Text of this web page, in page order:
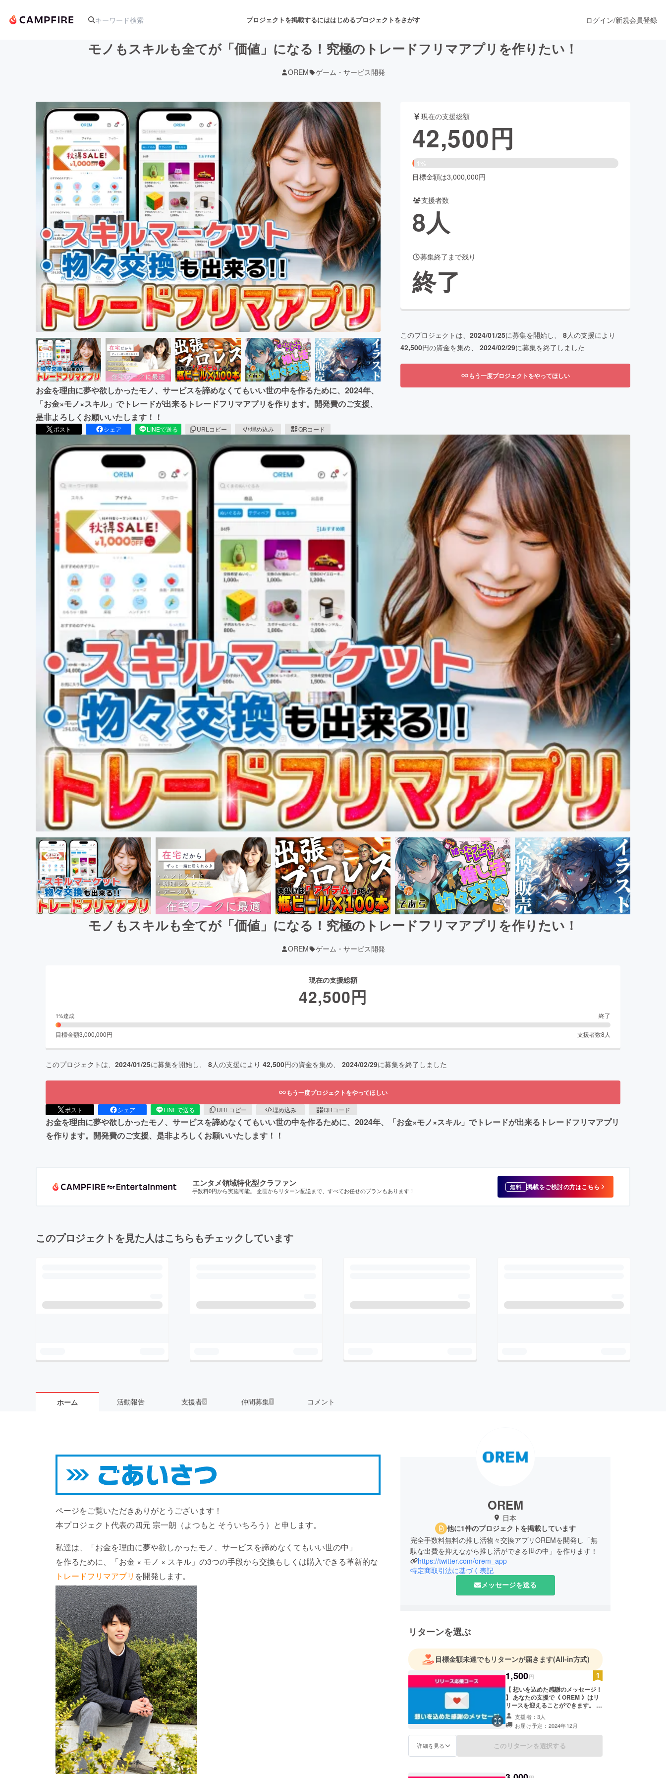
プロジェクトを掲載するにははじめるプロジェクトをさがす
アート・写真 舞台・パフォーマンス
テクノロジー・ガジェット ゲーム・サービス開発 フード・飲食店 ファッション
映像・映画 書籍・雑誌出版 アニメ・漫画
ビジネス・起業 チャレンジ ビューティー・ヘルスケア
まちづくり・地域活性化
CAMPFIRE for Social GoodCAMPFIRE Creation
CAMPFIREふるさと納税machi-yaコミュニティ
ログイン/新規会員登録
モノもスキルも全てが「価値」になる！究極のトレードフリマアプリを作りたい！
OREM ゲーム・サービス開発
お金を理由に夢や欲しかったモノ、サービスを諦めなくてもいい世の中を作るために、2024年、
「お金×モノ×スキル」でトレードが出来るトレードフリマアプリを作ります。開発費のご支援、
是非よろしくお願いいたします！！
ポスト シェア LINEで送る URLコピー 埋め込み QRコード
現在の支援総額
42,500円
1%
目標金額は3,000,000円
支援者数
8人
募集終了まで残り
終了
このプロジェクトは、 2024/01/25に募集を開始し、 8人の支援により
42,500円の資金を集め、 2024/02/29に募集を終了しました
もう一度プロジェクトをやってほしい
モノもスキルも全てが「価値」になる！究極のトレードフリマアプリを作りたい！
OREM ゲーム・サービス開発
現在の支援総額
42,500円
1%達成 終了
目標金額3,000,000円 支援者数8 人
このプロジェクトは、 2024/01/25に募集を開始し、 8人の支援により 42,500円の資金を集め、 2024/02/29に募集を終了しました
もう一度プロジェクトをやってほしい
ポスト シェア LINEで送る URLコピー 埋め込み QRコード
お金を理由に夢や欲しかったモノ、サービスを諦めなくてもいい世の中を作るために、2024年、「お金×モノ×スキル」でトレードが出来るトレードフリマアプリ
を作ります。開発費のご支援、是非よろしくお願いいたします！！
エンタメ領域特化型クラファン
手数料0円から実施可能。 企画からリターン配送まで、すべてお任せのプランもあります！ 無料 掲載をご検討の方はこちら
このプロジェクトを見た人はこちらもチェックしています
ホーム 活動報告 支援者8 仲間募集 1 コメント
ページをご覧いただきありがとうございます！
本プロジェクト代表の四元 宗一朗（よつもと そういちろう）と申します。
私達は、「お金を理由に夢や欲しかったモノ、サービスを諦めなくてもいい世の中」
を作るために、「お金 × モノ × スキル」の3つの手段から交換もしくは購入できる革新的な
トレードフリマアプリ を開発します。
OREM
日本
他に1件のプロジェクトを掲載しています
完全手数料無料の推し活物々交換アプリOREMを開発し「無
駄な出費を抑えながら推し活ができる世の中」を作ります！
https://twitter.com/orem_app
特定商取引法に基づく表記
メッセージを送る
リターンを選ぶ
目標金額未達でもリターンが届きます(All-in方式)
1,500円
【 想いを込めた感謝のメッセージ！
】 あなたの支援で《 OREM 》はリ
リースを迎えることができます。 支
援者様一人一人に感謝の気持ちを込
めて送らせていただきます。 〈 内
容 〉 ・ お礼の気持ちを込めたメッ
セージを送らせていただきます ・
シンプルな支援をしたい人向けのリ
支援者：3人
お届け予定：2024年12月
詳細を見る このリターンを選択する